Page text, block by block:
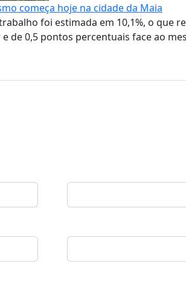
começa hoje na cidade da Maia
foi estimada em 10,1%, o
de 0,5 pontos percentuais face ao